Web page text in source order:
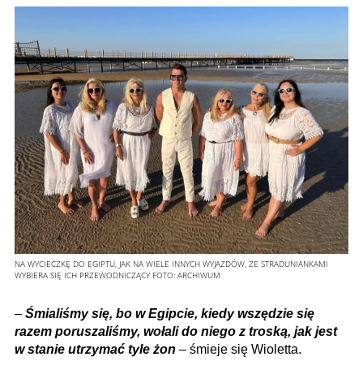
NA WYCIECZKĘ DO EGIPTU, JAK NA WIELE INNYCH WYJAZDÓW, ZE STRADUNIANKAMI
WYBIERA SIĘ ICH PRZEWODNICZĄCY FOTO: ARCHIWUM
– Śmialiśmy się, bo w Egipcie, kiedy wszędzie się
razem poruszaliśmy, wołali do niego z troską, jak jest
w stanie utrzymać tyle żon – śmieje się Wioletta.